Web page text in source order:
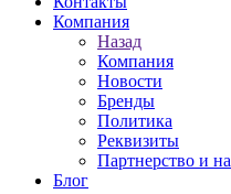
Компания
Назад
Компания
Новости
Бренды
Политика
Реквизиты
Партнерство и
Блог